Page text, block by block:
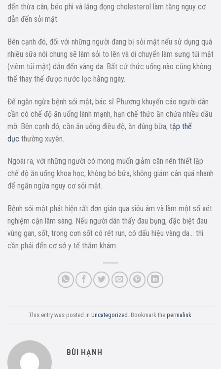
đến thừa cân, béo phì và lắng đọng cholesterol làm tăng nguy cơ
dẫn đến sỏi mật.
Bên cạnh đó, đối với những người đang bị sỏi mật nếu sử dụng quá
nhiều sữa nói chung sẽ làm sỏi to lên và di chuyển làm sưng túi mật
(viêm túi mật) dẫn đến vàng da. Bất cứ thức uống nào cũng không
thể thay thế được nước lọc hằng ngày.
Để ngăn ngừa bệnh sỏi mật, bác sĩ Phương khuyến cáo người dân
cần có chế độ ăn uống lành mạnh, hạn chế thức ăn chứa nhiều dầu
mỡ. Bên cạnh đó, cần ăn uống điều độ, ăn đúng bữa, tập thể
dục thường xuyên.
Ngoài ra, với những người có mong muốn giảm cân nên thiết lập
chế độ ăn uống khoa học, không bỏ bữa, không giảm cân quá nhanh
để ngăn ngừa nguy cơ sỏi mật.
Bệnh sỏi mật phát hiện rất đơn giản qua siêu âm và làm một số xét
nghiệm cận lâm sàng. Nếu người dân thấy đau bụng, đặc biệt đau
vùng gan, sốt, trong cơn sốt có rét run, có dấu hiệu vàng da… thì
cần phải đến cơ sở y tế thăm khám.
This entry was posted in Uncategorized . Bookmark the permalink
BÙI HẠNH